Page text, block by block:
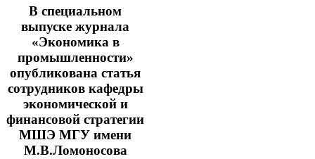
В специальном
выпуске журнала
«Экономика в
промышленности»
опубликована статья
сотрудников кафедры
экономической и
финансовой стратегии
МШЭ МГУ имени
М.В.Ломоносова